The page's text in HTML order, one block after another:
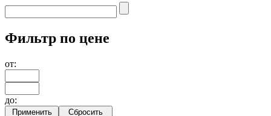
Фильтр по цене
от:
до: